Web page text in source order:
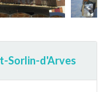
Sorlin-d'Arves